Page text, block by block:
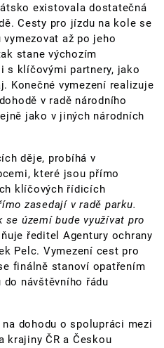
existovala dostatečná
Cesty pro jízdu na kole se
až po jeho
stane výchozím
s klíčovými partnery, jako
Konečné vymezení realizuje
v radě národního
jako v jiných národních
děje, probíhá v
které jsou přímo
klíčových řídicích
zasedají v radě parku.
území bude využívat pro
ředitel Agentury ochrany
Pelc. Vymezení cest pro
finálně stanoví opatřením
návštěvního řádu
dohodu o spolupráci mezi
krajiny ČR a Českou